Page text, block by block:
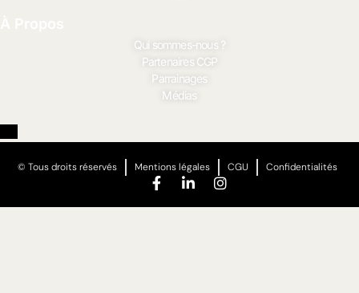
Qui sommes-nous ?
Partenaires CGP
Parrainages
Médias
© Tous droits réservés Mentions légales CGU Confidentialités